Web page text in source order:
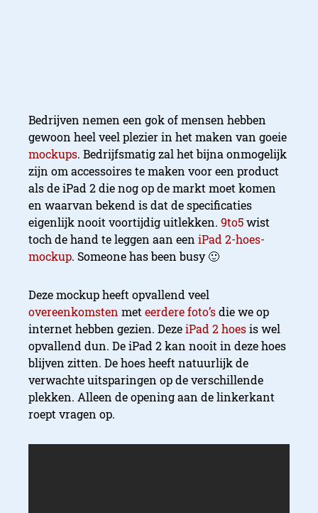
Bedrijven nemen een gok of mensen hebben
gewoon heel veel plezier in het maken van goeie
mockups. Bedrijfsmatig zal het bijna onmogelijk
zijn om accessoires te maken voor een product
als de iPad 2 die nog op de markt moet komen
en waarvan bekend is dat de specificaties
eigenlijk nooit voortijdig uitlekken. 9to5wist
toch de hand te leggen aan een iPad 2-hoes-
mockup. Someone has been busy 🙂
Deze mockup heeft opvallend veel
overeenkomsten met eerdere foto’sdie we op
internet hebben gezien. DezeiPad 2 hoesis wel
opvallend dun. De iPad 2 kan nooit in deze hoes
blijven zitten. De hoes heeft natuurlijk de
verwachte uitsparingen op de verschillende
plekken. Alleen de opening aan de linkerkant
roept vragen op.